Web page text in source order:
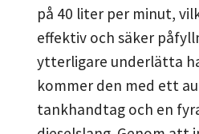
på 40 liter per minut,
effektiv och säker
ytterligare underlätta
kommer den med ett
tankhandtag och en